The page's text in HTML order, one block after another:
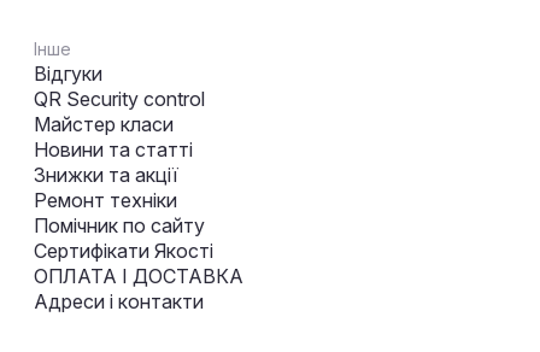
Інше
Відгуки
QR Security control
Майстер класи
Новини та статті
Знижки та акції
Ремонт техніки
Помічник по сайту
Сертифікати Якості
ОПЛАТА І ДОСТАВКА
Адреси і контакти